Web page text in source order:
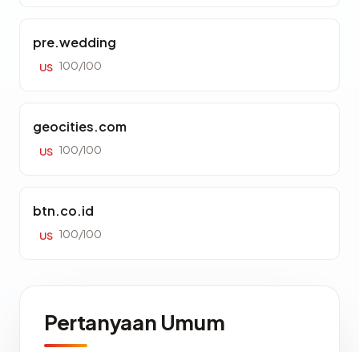
pre.wedding
US 100/100
geocities.com
US 100/100
btn.co.id
US 100/100
Pertanyaan Umum